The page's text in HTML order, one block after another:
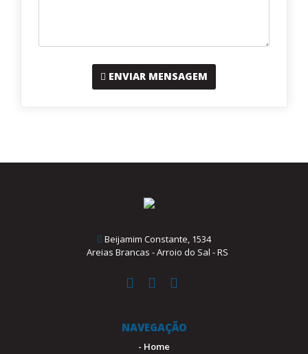
ENVIAR MENSAGEM
Beijamim Constante, 1534
Areias Brancas - Arroio do Sal - RS
NAVEGAÇÃO
- Home